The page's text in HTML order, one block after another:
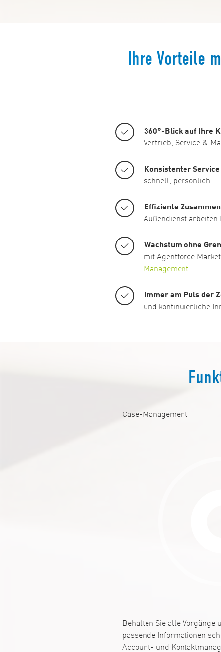
Ihre Vorteile
360°-Blick auf Ihre
Vertrieb, Service &
Konsistenter
schnell, persönlich.
Effiziente
Außendienst arbeiten
Wachstum ohne
mit Agentforce
Management.
Immer am Puls der
und kontinuierliche
Case-Management
Behalten Sie alle
passende Informationen
Account- und